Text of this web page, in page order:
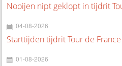
Nooijen nipt geklopt in tijdrit
04-08-2026
Starttijden tijdrit Tour de
01-08-2026